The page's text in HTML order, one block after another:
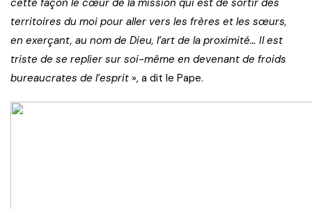
cette façon le cœur de la mission qui est de sortir des
territoires du moi pour aller vers les frères et les sœurs,
en exerçant, au nom de Dieu, l’art de la proximité… Il est
triste de se replier sur soi-même en devenant de froids
bureaucrates de l’esprit », a dit le Pape.